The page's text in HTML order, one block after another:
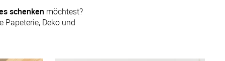
schenken möchtest?
Papeterie, Deko und